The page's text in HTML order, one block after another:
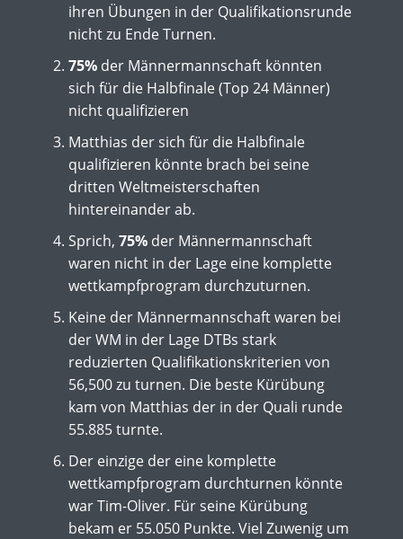
ihren Übungen in der Qualifikationsrunde
nicht zu Ende Turnen.
75% der Männermannschaft könnten
sich für die Halbfinale (Top 24 Männer)
nicht qualifizieren
Matthias der sich für die Halbfinale
qualifizieren könnte brach bei seine
dritten Weltmeisterschaften
hintereinander ab.
Sprich, 75% der Männermannschaft
waren nicht in der Lage eine komplette
wettkampfprogram durchzuturnen.
Keine der Männermannschaft waren bei
der WM in der Lage DTBs stark
reduzierten Qualifikationskriterien von
56,500 zu turnen. Die beste Kürübung
kam von Matthias der in der Quali runde
55.885 turnte.
Der einzige der eine komplette
wettkampfprogram durchturnen könnte
war Tim-Oliver. Für seine Kürübung
bekam er 55.050 Punkte. Viel Zuwenig um